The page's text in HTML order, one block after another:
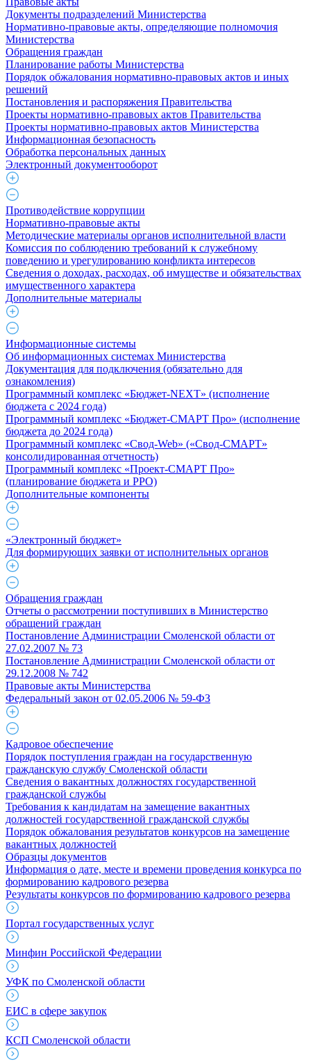
Документы подразделений Министерства
Нормативно-правовые акты, определяющие полномочия
Министерства
Обращения граждан
Планирование работы Министерства
Порядок обжалования нормативно-правовых актов и иных
решений
Постановления и распоряжения Правительства
Проекты нормативно-правовых актов Правительства
Проекты нормативно-правовых актов Министерства
Информационная безопасность
Обработка персональных данных
Электронный документооборот
Противодействие коррупции
Нормативно-правовые акты
Методические материалы органов исполнительной власти
Комиссия по соблюдению требований к служебному
поведению и урегулированию конфликта интересов
Сведения о доходах, расходах, об имуществе и обязательствах
имущественного характера
Дополнительные материалы
Информационные системы
Об информационных системах Министерства
Документация для подключения (обязательно для
ознакомления)
Программный комплекс «Бюджет-NEXT» (исполнение
бюджета с 2024 года)
Программный комплекс «Бюджет-СМАРТ Про» (исполнение
бюджета до 2024 года)
Программный комплекс «Свод-Web» («Свод-СМАРТ»
консолидированная отчетность)
Программный комплекс «Проект-СМАРТ Про»
(планирование бюджета и РРО)
Дополнительные компоненты
«Электронный бюджет»
Для формирующих заявки от исполнительных органов
Обращения граждан
Отчеты о рассмотрении поступивших в Министерство
обращений граждан
Постановление Администрации Смоленской области от
27.02.2007 № 73
Постановление Администрации Смоленской области от
29.12.2008 № 742
Правовые акты Министерства
Федеральный закон от 02.05.2006 № 59-ФЗ
Кадровое обеспечение
Порядок поступления граждан на государственную
гражданскую службу Смоленской области
Сведения о вакантных должностях государственной
гражданской службы
Требования к кандидатам на замещение вакантных
должностей государственной гражданской службы
Порядок обжалования результатов конкурсов на замещение
вакантных должностей
Образцы документов
Информация о дате, месте и времени проведения конкурса по
формированию кадрового резерва
Результаты конкурсов по формированию кадрового резерва
Портал государственных услуг
Минфин Российской Федерации
УФК по Смоленской области
ЕИС в сфере закупок
КСП Смоленской области